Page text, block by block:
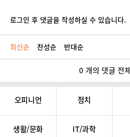
로그인 후 댓글을 작성하실 수 있습니다.
최신순 찬성순 반대순
0 개의 댓글 전
오피니언 정치
생활/문화 IT/과학